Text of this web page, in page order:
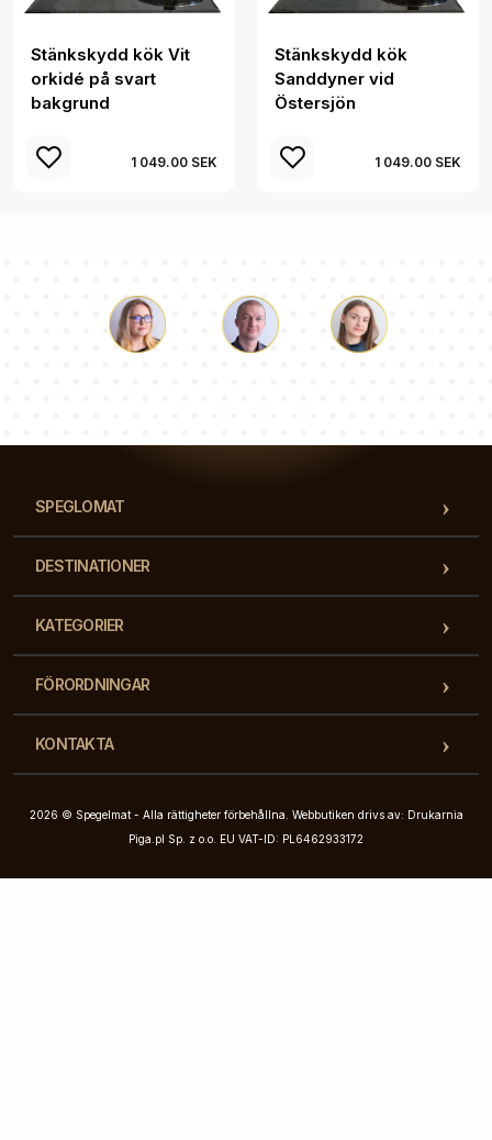
Stänkskydd kök Vit
orkidé på svart
bakgrund
1 049.00 SEK
Stänkskydd kök
Sanddyner vid
Östersjön
1 049.00 SEK
SPEGLOMAT
DESTINATIONER
KATEGORIER
FÖRORDNINGAR
KONTAKTA
2026 © Spegelmat - Alla rättigheter förbehållna. Webbutiken drivs av: Drukarnia
Piga.pl Sp. z o.o. EU VAT-ID: PL6462933172